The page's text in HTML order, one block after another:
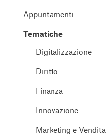
Appuntamenti
Tematiche
Digitalizzazione
Diritto
Finanza
Innovazione
Marketing e Vendita